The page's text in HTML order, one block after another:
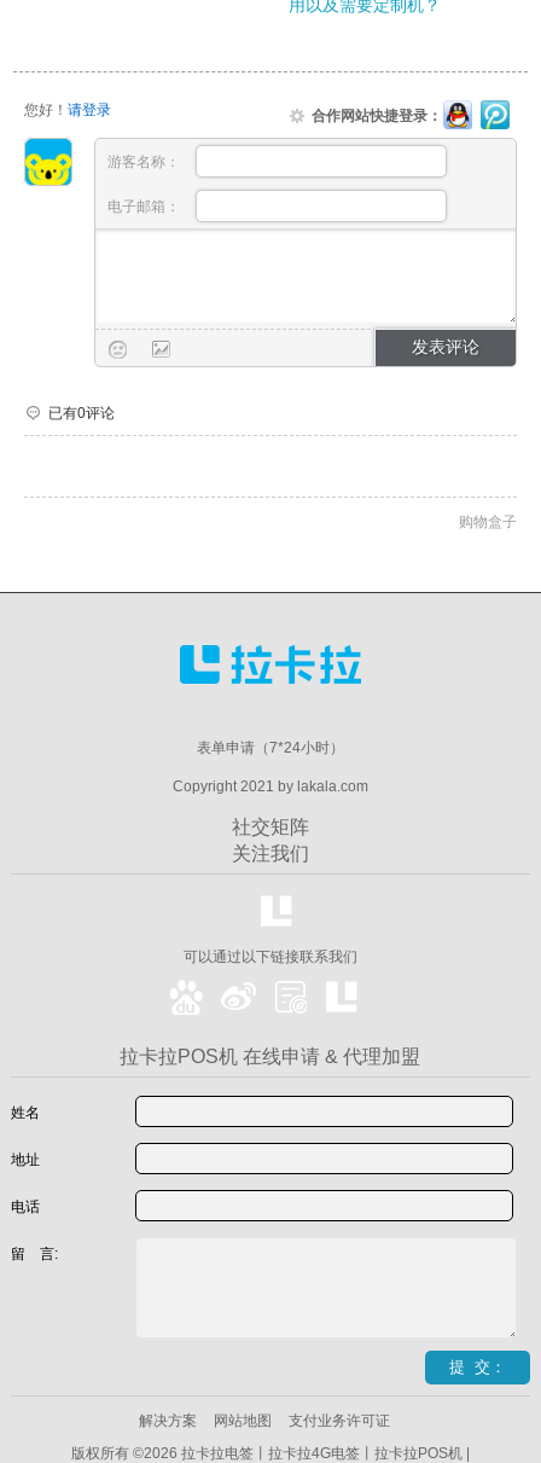
用以及需要定制机？
您好！ 请登录 合作网站快捷登录：
游客名称：
电子邮箱：
已有0评论
购物盒子
表单申请（7*24小时）
Copyright 2021 by lakala.com
社交矩阵
关注我们
可以通过以下链接联系我们
拉卡拉POS机 在线申请 & 代理加盟
姓名
地址
电话
留 言:
解决方案 网站地图
支付业务许可证
版权所有 ©2026 拉卡拉电签丨拉卡拉4G电签丨拉卡拉POS机 |